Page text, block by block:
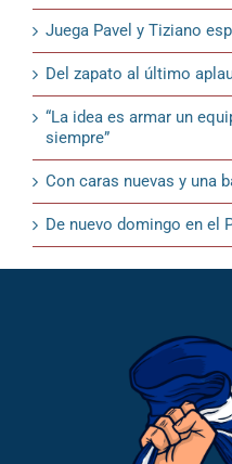
Juega Pavel y Tiziano
Del zapato al último
“La idea es armar un
siempre”
Con caras nuevas y una
De nuevo domingo en el